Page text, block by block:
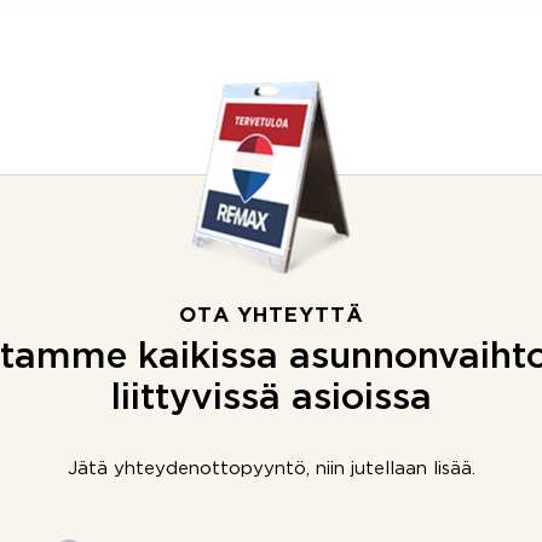
OTA YHTEYTTÄ
kaikissa
liittyvissä asioissa
Jätä yhteydenottopyyntö, niin jutellaan lisää.